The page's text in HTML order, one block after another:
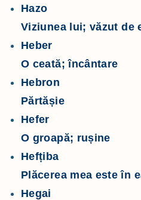
Hazo
Viziunea lui; văzut de
Heber
O ceată; încântare
Hebron
Părtășie
Hefer
O groapă; rușine
Hefțiba
Plăcerea mea este în
Hegai